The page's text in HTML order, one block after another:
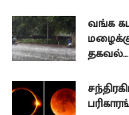
வங்க